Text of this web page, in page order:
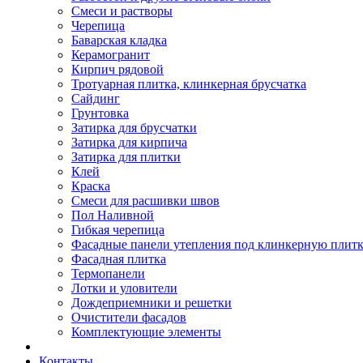
Смеси и растворы
Черепица
Баварская кладка
Керамогранит
Кирпич рядовой
Тротуарная плитка, клинкерная брусчатка
Сайдинг
Грунтовка
Затирка для брусчатки
Затирка для кирпича
Затирка для плитки
Клей
Краска
Смеси для расшивки швов
Пол Наливной
Гибкая черепица
Фасадные панели утепления под клинкерную
Фасадная плитка
Термопанели
Лотки и уловители
Дождеприемники и решетки
Очистители фасадов
Комплектующие элементы